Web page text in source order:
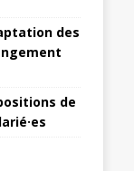
des
de